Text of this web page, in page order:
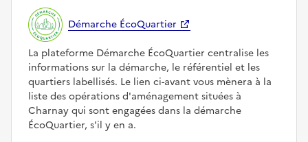
Démarche ÉcoQuartier
La plateforme Démarche ÉcoQuartier centralise les
informations sur la démarche, le référentiel et les
quartiers labellisés. Le lien ci-avant vous mènera à la
liste des opérations d'aménagement situées à
Charnay qui sont engagées dans la démarche
ÉcoQuartier, s'il y en a.